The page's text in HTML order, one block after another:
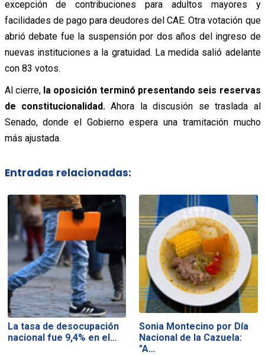
excepción de contribuciones para adultos mayores y
facilidades de pago para deudores del CAE.Otra votación que
abrió debate fue la suspensión por dos años del ingreso de
nuevas instituciones a la gratuidad. La medida salió adelante
con 83 votos.
Al cierre, la oposición terminó presentando seis reservas
de constitucionalidad.Ahora la discusión se traslada al
Senado, donde el Gobierno espera una tramitación mucho
más ajustada.
Entradas relacionadas:
La tasa de desocupación
nacional fue 9,4% en el…
Sonia Montecino por Día
Nacional de la Cazuela:
"A…